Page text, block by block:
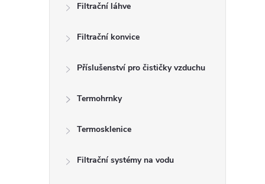
Filtrační láhve
Filtrační konvice
Příslušenství pro čističky vzduchu
Termohrnky
Termosklenice
Filtrační systémy na vodu